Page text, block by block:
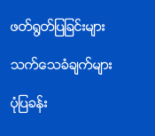
ဖတ္႐ြတ္ျပျခင္းမ်ား
သက္ေသခံခ်က္မ်ား
ပုံျပခန္း